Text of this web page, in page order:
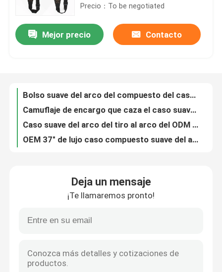
Productos
Sobre nosotros
Control de calidad
Contacta con nosotros
Búsqueda del bolso del arma
puntos
Precio：To be negotiated
Mejor precio Contacto
Funda blanda compuesta durable negra del arco del caso suave del arco del tiro al arco de 45 pulgadas
Logotipo de encargo caso compuesto del arco del tiro al arco de 37 pulgadas con la correa de la mochila
Caso suave del arco del tiro al arco del camuflaje del OEM 37 pulgadas que cazan el compuesto
caso suave Plano del arco del tiro al arco de nylon de lujo del 100cm para los arcos compuestos
Deja un mensaje
¡Te llamaremos pronto!